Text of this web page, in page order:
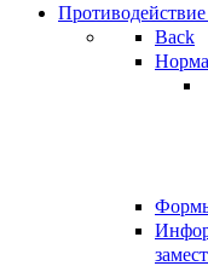
Back